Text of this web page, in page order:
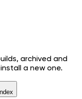
archived and
a new one.